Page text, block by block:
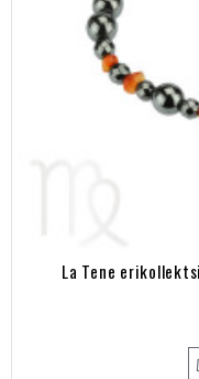
La Tene